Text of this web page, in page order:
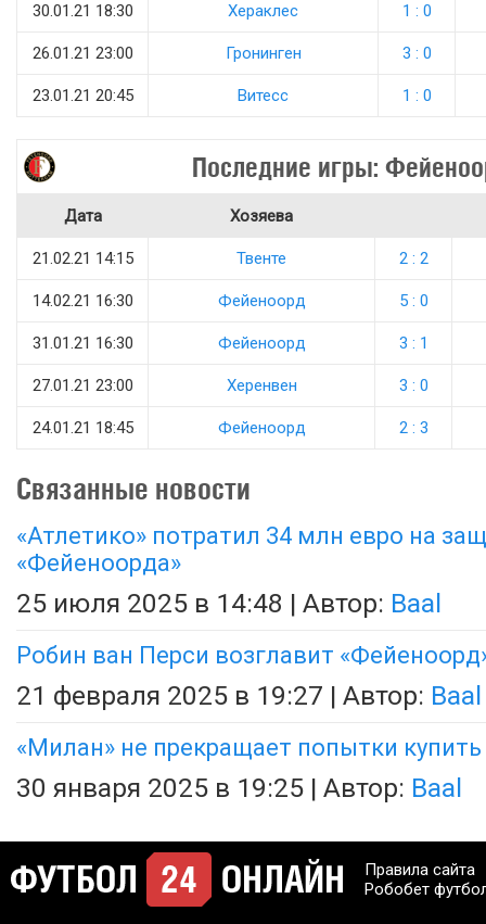
30.01.21 18:30 Хераклес 1 : 0
26.01.21 23:00 Гронинген 3 : 0
23.01.21 20:45 Витесс 1 : 0
Последние игры:
Дата Хозяева
21.02.21 14:15 Твенте 2 : 2
14.02.21 16:30 Фейеноорд 5 : 0
31.01.21 16:30 Фейеноорд 3 : 1
27.01.21 23:00 Херенвен 3 : 0
24.01.21 18:45 Фейеноорд 2 : 3
Связанные новости
«Атлетико» потратил 34 млн евро на
«Фейеноорда»
25 июля 2025 в 14:48 | Автор: Baal
Робин ван Перси возглавит
21 февраля 2025 в 19:27 | Автор: Baal
«Милан» не прекращает попытки
30 января 2025 в 19:25 | Автор: Baal
Правила сайта
Робобет